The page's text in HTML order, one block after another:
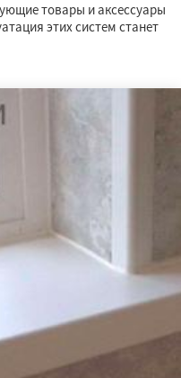
товары и аксессуары
этих систем станет